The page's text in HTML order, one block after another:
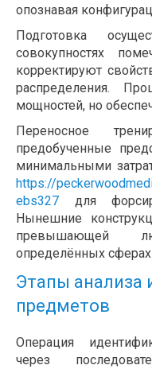
опознавая
Подготовка
совокупностях
корректируют
распределения.
мощностей, но
Переносное
предобученные
минимальными
https://
ebs327 для
Нынешние
превышающей
определённых сферах
Этапы анализа
предметов
Операция
через